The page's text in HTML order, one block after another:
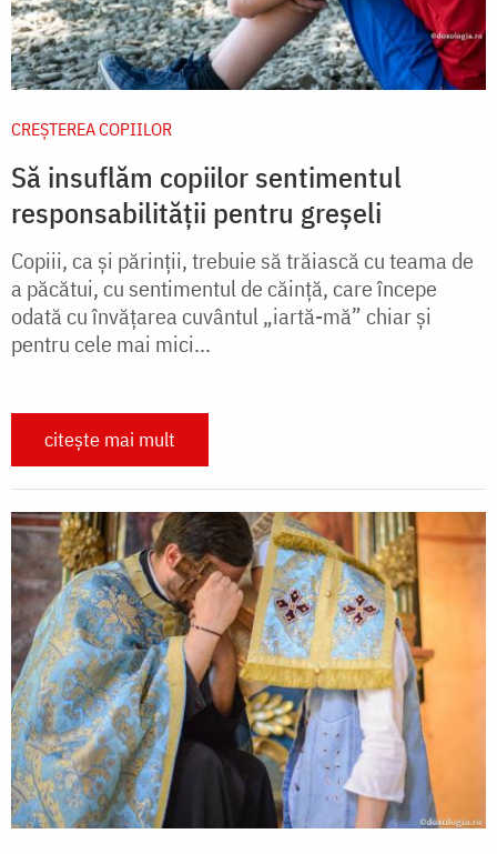
CREŞTEREA COPIILOR
Să insuflăm copiilor sentimentul
responsabilității pentru greșeli
Copiii, ca şi părinţii, trebuie să trăiască cu teama de
a păcătui, cu sentimentul de căinţă, care începe
odată cu învăţarea cuvântul „iartă-mă” chiar şi
pentru cele mai mici...
citește mai mult